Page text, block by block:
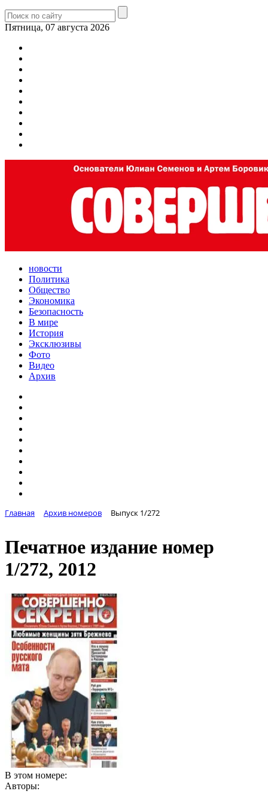
Пятница, 07 августа 2026
новости
Политика
Общество
Экономика
Безопасность
В мире
История
Эксклюзивы
Фото
Видео
Архив
Главная Архив номеров Выпуск 1/272
Печатное издание номер
1/272, 2012
В этом номере:
Авторы: